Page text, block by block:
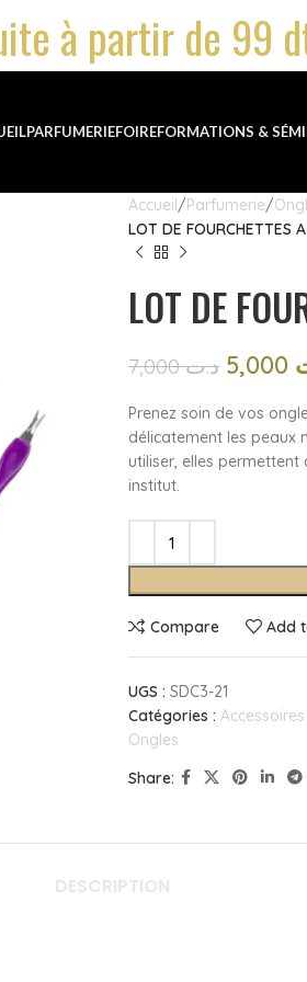
à partir de 99
PARFUMERIEFOIREFORMATIONS &
Accueil Parfumerie
LOT DE FOURCHETTES
LOT DE
د.ت7,000 5,000
Prenez soin de vos
délicatement les peaux
utiliser, elles
institut.
Compare Add
UGS : SDC3-21
Catégories :
Ongles
Share: